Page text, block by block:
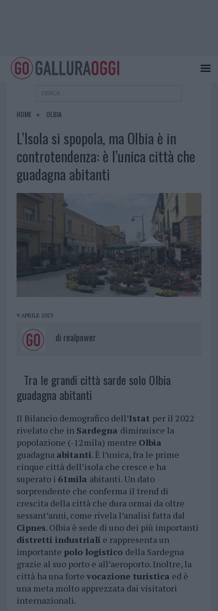
HOME OLBIA
L’Isola si spopola, ma Olbia è in
controtendenza: è l’unica città che
guadagna abitanti
9 APRILE 2023
di realpower
Tra le grandi città sarde solo Olbia
guadagna abitanti
Il Bilancio demografico dell’Istat per il 2022
rivelato che in Sardegna diminuisce la
popolazione (-12mila) mentre Olbia
guadagna abitanti. È l’unica, fra le prime
cinque città dell’isola che cresce e ha
superato i 61mila abitanti. Un dato
sorprendente che conferma il trend di
crescita della città che dura ormai da oltre
sessant’anni, come rivela l’analisi fatta dal
Cipnes. Olbia è sede di uno dei più importanti
distretti industriali e rappresenta un
importante polo logistico della Sardegna
grazie al suo porto e all’aeroporto. Inoltre, la
città ha una forte vocazione turistica ed è
una meta molto apprezzata dai visitatori
internazionali.